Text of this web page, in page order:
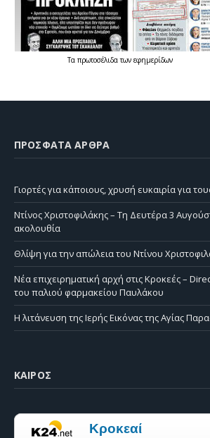
Τα πρωτοσέλιδατων εφημερίδων
ΠΡΌΣΦΑΤΑ ΆΡΘΡΑ
Γιορτές για κάποιους, χρυσή ευκαιρία για
Ντίνος Χριστοφιλάκης – Τη Δευτέρα 3
ακολουθία
Θλίψη για την απώλεια του Ντίνου
Νέα επιχειρηματική αρχή στις Κροκεές –
του παλιού φαρμακείου Παυλάκου
Η λιτάνευση της Ιερής Εικόνας της Αγίας
ΚΑΙΡΌΣ